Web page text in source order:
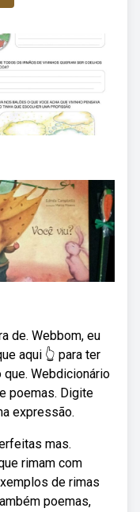
de. Webbom, eu
aqui 👆 para ter
que. Webdicionário
poemas. Digite
expressão.
mas.
rimam com
de rimas
poemas,